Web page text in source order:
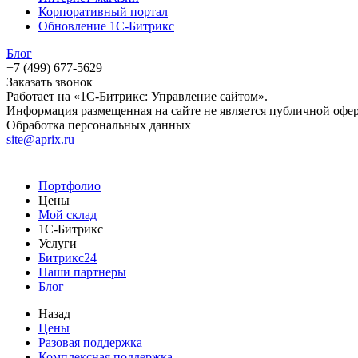
Корпоративный портал
Обновление 1С-Битрикс
Блог
+7 (499) 677-5629
Заказать звонок
Работает на «1С-Битрикс: Управление сайтом».
Информация размещенная на сайте не является публичной
Обработка персональных данных
site@aprix.ru
Портфолио
Цены
Мой склад
1С-Битрикс
Услуги
Битрикс24
Наши партнеры
Блог
Назад
Цены
Разовая поддержка